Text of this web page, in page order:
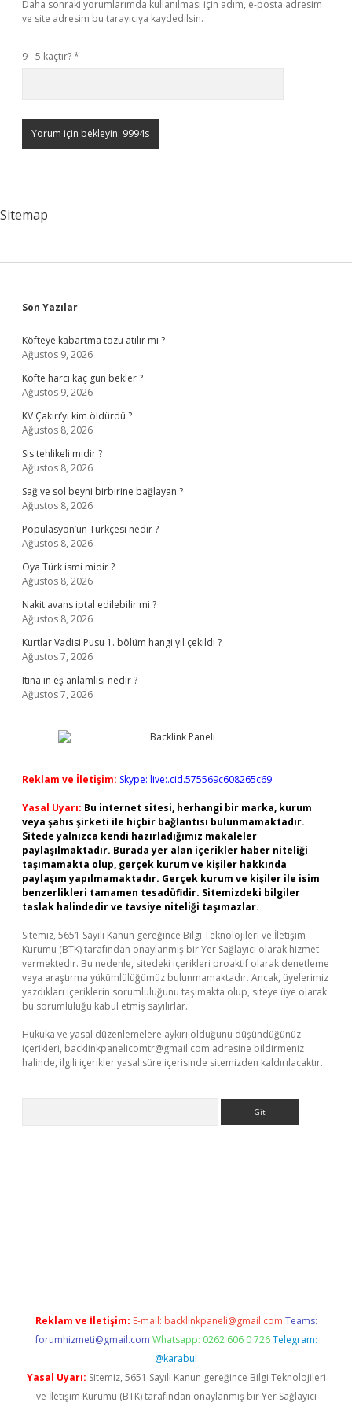
Daha sonraki yorumlarımda kullanılması için adım, e-posta adresim
ve site adresim bu tarayıcıya kaydedilsin.
9 - 5 kaçtır?*
Sitemap
Sidebar
Son Yazılar
Köfteye kabartma tozu atılır mı ?
Ağustos 9, 2026
Köfte harcı kaç gün bekler ?
Ağustos 9, 2026
KV Çakırı’yı kim öldürdü ?
Ağustos 8, 2026
Sis tehlikeli midir ?
Ağustos 8, 2026
Sağ ve sol beyni birbirine bağlayan ?
Ağustos 8, 2026
Popülasyon’un Türkçesi nedir ?
Ağustos 8, 2026
Oya Türk ismi midir ?
Ağustos 8, 2026
Nakit avans iptal edilebilir mi ?
Ağustos 8, 2026
Kurtlar Vadisi Pusu 1. bölüm hangi yıl çekildi ?
Ağustos 7, 2026
Itina ın eş anlamlısı nedir ?
Ağustos 7, 2026
Reklam ve İletişim: Skype: live:.cid.575569c608265c69
Yasal Uyarı: Bu internet sitesi, herhangi bir marka, kurum
veya şahıs şirketi ile hiçbir bağlantısı bulunmamaktadır.
Sitede yalnızca kendi hazırladığımız makaleler
paylaşılmaktadır. Burada yer alan içerikler haber niteliği
taşımamakta olup, gerçek kurum ve kişiler hakkında
paylaşım yapılmamaktadır. Gerçek kurum ve kişiler ile isim
benzerlikleri tamamen tesadüfidir. Sitemizdeki bilgiler
taslak halindedir ve tavsiye niteliği taşımazlar.
Sitemiz, 5651 Sayılı Kanun gereğince Bilgi Teknolojileri ve İletişim
Kurumu (BTK) tarafından onaylanmış bir Yer Sağlayıcı olarak hizmet
vermektedir. Bu nedenle, sitedeki içerikleri proaktif olarak denetleme
veya araştırma yükümlülüğümüz bulunmamaktadır. Ancak, üyelerimiz
yazdıkları içeriklerin sorumluluğunu taşımakta olup, siteye üye olarak
bu sorumluluğu kabul etmiş sayılırlar.
Hukuka ve yasal düzenlemelere aykırı olduğunu düşündüğünüz
içerikleri, backlinkpanelicomtr@gmail.com adresine bildirmeniz
halinde, ilgili içerikler yasal süre içerisinde sitemizden kaldırılacaktır.
Reklam ve İletişim: E-mail: backlinkpaneli@gmail.com Teams:
forumhizmeti@gmail.com Whatsapp: 0262 606 0 726 Telegram:
@karabul
Yasal Uyarı: Sitemiz, 5651 Sayılı Kanun gereğince Bilgi Teknolojileri
ve İletişim Kurumu (BTK) tarafından onaylanmış bir Yer Sağlayıcı